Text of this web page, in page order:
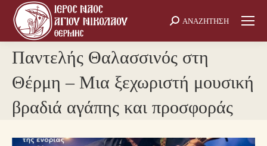
Search:
ΑΝΑΖΗΤΗΣΗ
Παντελής Θαλασσινός στη
Θέρμη – Μια ξεχωριστή μουσική
βραδιά αγάπης και προσφοράς